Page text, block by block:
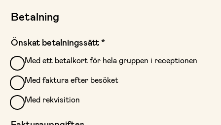
Betalning
Önskat betalningssätt*
Med ett betalkort för hela gruppen i receptionen
Med faktura efter besöket
Med rekvisition